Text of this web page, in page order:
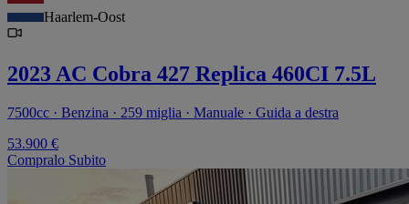
Haarlem-Oost
2023 AC Cobra 427 Replica 460CI 7.5L
7500cc · Benzina · 259 miglia · Manuale · Guida a destra
53.900 €
Compralo Subito